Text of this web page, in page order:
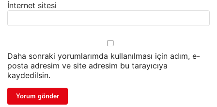
İnternet sitesi
Daha sonraki yorumlarımda kullanılması için adım, e-
posta adresim ve site adresim bu tarayıcıya
kaydedilsin.